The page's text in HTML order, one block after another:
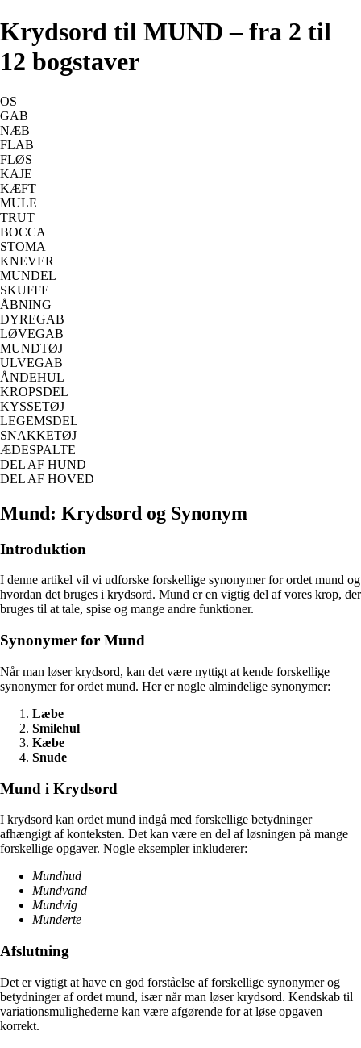
Krydsord til MUND – fra 2 til
12 bogstaver
OS
GAB
NÆB
FLAB
FLØS
KAJE
KÆFT
MULE
TRUT
BOCCA
STOMA
KNEVER
MUNDEL
SKUFFE
ÅBNING
DYREGAB
LØVEGAB
MUNDTØJ
ULVEGAB
ÅNDEHUL
KROPSDEL
KYSSETØJ
LEGEMSDEL
SNAKKETØJ
ÆDESPALTE
DEL AF HUND
DEL AF HOVED
Mund: Krydsord og Synonym
Introduktion
I denne artikel vil vi udforske forskellige synonymer for ordet mund og
hvordan det bruges i krydsord. Mund er en vigtig del af vores krop, der
bruges til at tale, spise og mange andre funktioner.
Synonymer for Mund
Når man løser krydsord, kan det være nyttigt at kende forskellige
synonymer for ordet mund. Her er nogle almindelige synonymer:
Læbe
Smilehul
Kæbe
Snude
Mund i Krydsord
I krydsord kan ordet mund indgå med forskellige betydninger
afhængigt af konteksten. Det kan være en del af løsningen på mange
forskellige opgaver. Nogle eksempler inkluderer:
Mundhud
Mundvand
Mundvig
Munderte
Afslutning
Det er vigtigt at have en god forståelse af forskellige synonymer og
betydninger af ordet mund, især når man løser krydsord. Kendskab til
variationsmulighederne kan være afgørende for at løse opgaven
korrekt.